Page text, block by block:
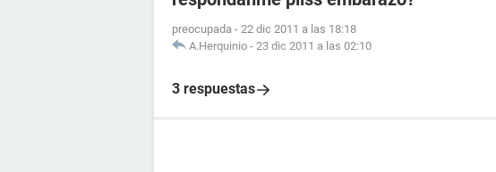
preocupada - 22 dic 2011 a las 18:18
A.Herquinio - 23 dic 2011 a las 02:10
3 respuestas